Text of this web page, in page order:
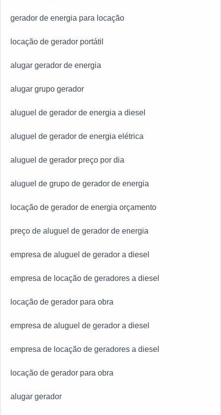
gerador de energia para locação
locação de gerador portátil
alugar gerador de energia
alugar grupo gerador
aluguel de gerador de energia a diesel
aluguel de gerador de energia elétrica
aluguel de gerador preço por dia
aluguel de grupo de gerador de energia
locação de gerador de energia orçamento
preço de aluguel de gerador de energia
empresa de aluguel de gerador a diesel
empresa de locação de geradores a diesel
locação de gerador para obra
empresa de aluguel de gerador a diesel
empresa de locação de geradores a diesel
locação de gerador para obra
alugar gerador